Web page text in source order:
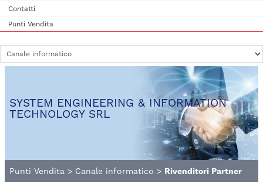
Contatti
Punti Vendita
SYSTEM ENGINEERING & INFORMATION
TECHNOLOGY SRL
Punti Vendita > Canale informatico > Rivenditori Partner